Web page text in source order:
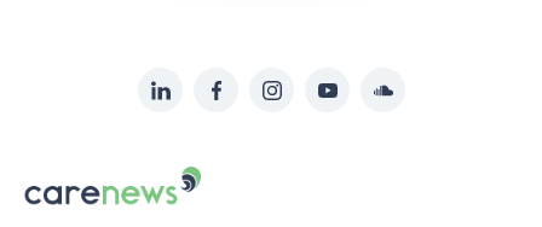
sur:
LinkedInFacebookInstagramYouTubeSoundcloud
Carenews,
Le